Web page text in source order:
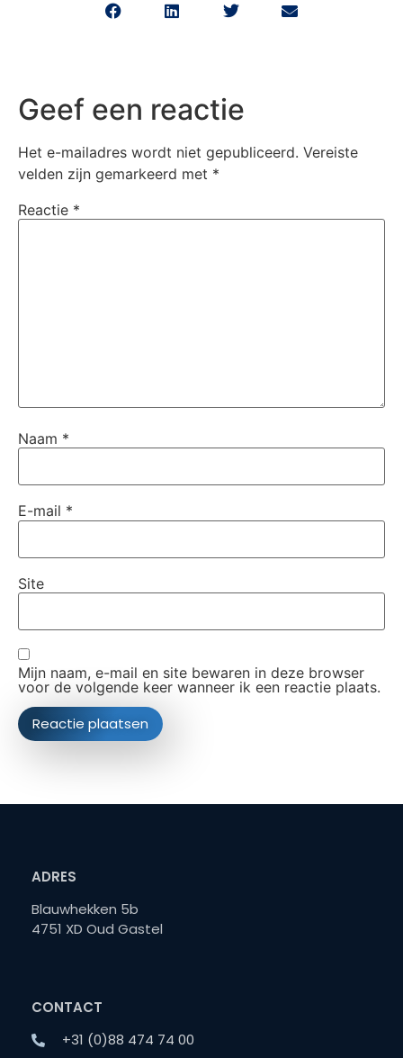
Geef een reactie
Het e-mailadres wordt niet gepubliceerd. Vereiste
velden zijn gemarkeerd met *
Reactie *
Naam *
E-mail *
Site
Mijn naam, e-mail en site bewaren in deze browser
voor de volgende keer wanneer ik een reactie plaats.
ADRES
Blauwhekken 5b
4751 XD Oud Gastel
CONTACT
+31 (0)88 474 74 00